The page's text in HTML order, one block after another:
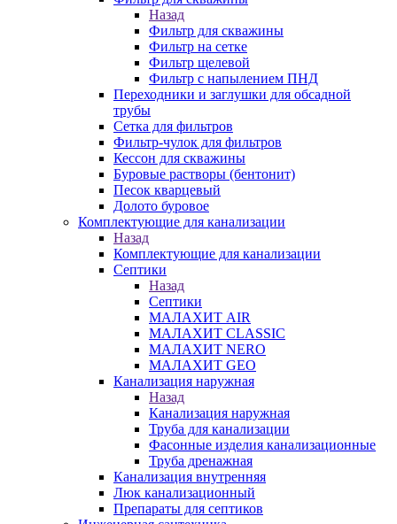
Назад
Фильтр для скважины
Фильтр на сетке
Фильтр щелевой
Фильтр с напылением ПНД
Переходники и заглушки для обсадной
трубы
Сетка для фильтров
Фильтр-чулок для фильтров
Кессон для скважины
Буровые растворы (бентонит)
Песок кварцевый
Долото буровое
Комплектующие для канализации
Назад
Комплектующие для канализации
Септики
Назад
Септики
МАЛАХИТ AIR
МАЛАХИТ CLASSIC
МАЛАХИТ NERO
МАЛАХИТ GEO
Канализация наружная
Назад
Канализация наружная
Труба для канализации
Фасонные изделия канализационные
Труба дренажная
Канализация внутренняя
Люк канализационный
Препараты для септиков